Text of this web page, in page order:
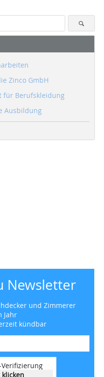
Zinco GmbH
für Berufskleidung
Ausbildung
Newsletter
und Zimmerer
Jahr
kündbar
klicken